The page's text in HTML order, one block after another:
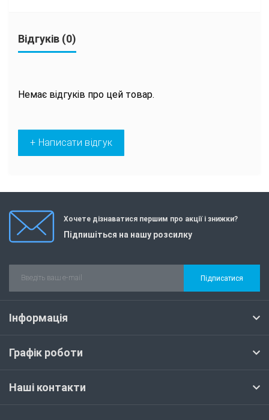
Відгуків (0)
Немає відгуків про цей товар.
+ Написати відгук
Хочете дізнаватися першим про акції і знижки?
Підпишіться на нашу розсилку
Підписатися
Інформація
Графік роботи
Наші контакти